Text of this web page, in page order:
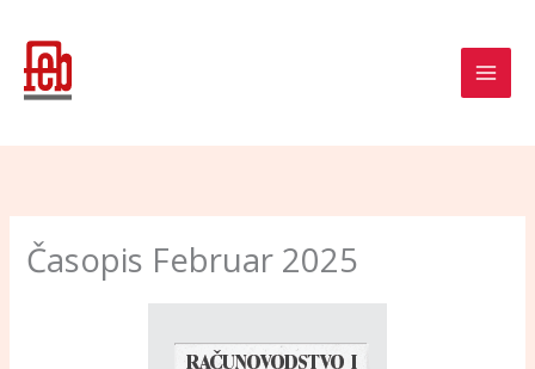
content
Časopis Februar 2025